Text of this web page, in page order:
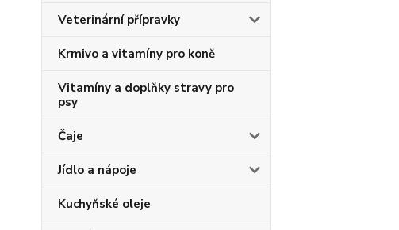
Veterinární přípravky
Krmivo a vitamíny pro koně
Vitamíny a doplňky stravy pro
psy
Čaje
Jídlo a nápoje
Kuchyňské oleje